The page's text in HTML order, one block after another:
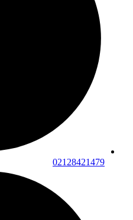
02128421479